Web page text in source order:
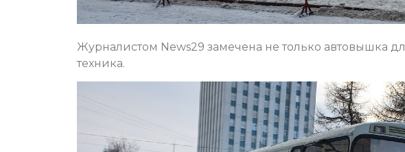
Журналистом News29 замечена не только автовышка
техника.